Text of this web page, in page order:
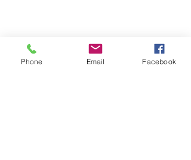
Phone Email Facebook